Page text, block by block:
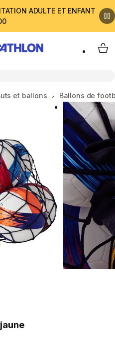
ADULTE ET ENFANT
My
et ballons Ballons de